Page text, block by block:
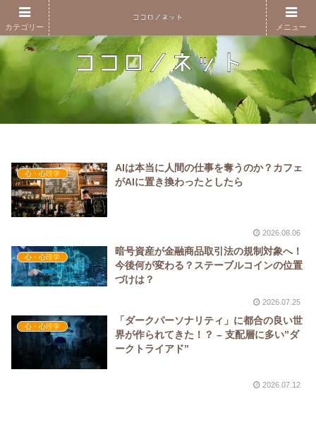
心・心理学
AIは本当に人間の仕事を奪うのか？カフェ
がAIに置き換わったとしたら
2026.08.06
心・心理学
暗号資産が金融商品取引法の規制対象へ！
今後何が変わる？ステーブルコインの位置
づけは？
2026.07.25
心・心理学
「ダークパーソナリティ」に都合の良い世
界が作られてきた！？ – 支配層に多い”ダ
ークトライアド”
2026.07.12
カテゴリー メニュー